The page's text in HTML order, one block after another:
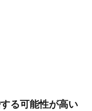
る可能性が高い